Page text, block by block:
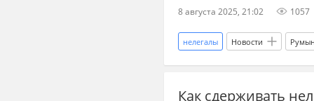
8 августа 2025, 21:02 1057
нелегалы Новости
мобилизация мобилизация
пересечение границы
Как сдерживать